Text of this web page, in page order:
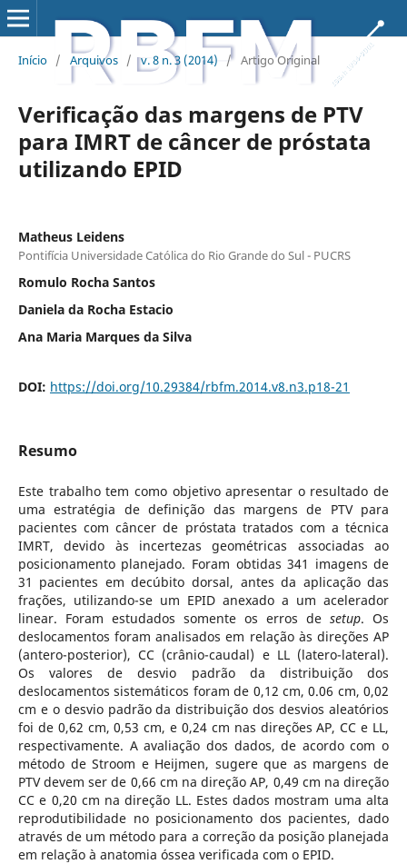
Início / Arquivos / v. 8 n. 3 (2014) / Artigo Original
Verificação das margens de PTV
para IMRT de câncer de próstata
utilizando EPID
Matheus Leidens
Pontifícia Universidade Católica do Rio Grande do Sul - PUCRS
Romulo Rocha Santos
Daniela da Rocha Estacio
Ana Maria Marques da Silva
DOI: https://doi.org/10.29384/rbfm.2014.v8.n3.p18-21
Resumo
Este trabalho tem como objetivo apresentar o resultado de
uma estratégia de definição das margens de PTV para
pacientes com câncer de próstata tratados com a técnica
IMRT, devido às incertezas geométricas associadas ao
posicionamento planejado. Foram obtidas 341 imagens de
31 pacientes em decúbito dorsal, antes da aplicação das
frações, utilizando-se um EPID anexado a um acelerador
linear. Foram estudados somente os erros desetup. Os
deslocamentos foram analisados em relação às direções AP
(antero-posterior), CC (crânio-caudal) e LL (latero-lateral).
Os valores de desvio padrão da distribuição dos
deslocamentos sistemáticos foram de 0,12 cm, 0.06 cm, 0,02
cm e o desvio padrão da distribuição dos desvios aleatórios
foi de 0,62 cm, 0,53 cm, e 0,24 cm nas direções AP, CC e LL,
respectivamente. A avaliação dos dados, de acordo com o
método de Stroom e Heijmen, sugere que as margens de
PTV devem ser de 0,66 cm na direção AP, 0,49 cm na direção
CC e 0,20 cm na direção LL. Estes dados mostram uma alta
reprodutibilidade no posicionamento dos pacientes, dado
através de um método para a correção da posição planejada
em relação à anatomia óssea verificada com o EPID.